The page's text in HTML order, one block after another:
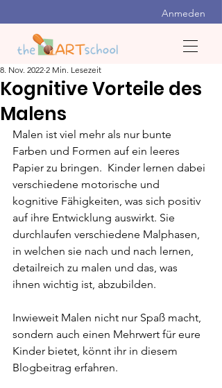
Anmeden
Kognitive Vorteile des
Malens
8. Nov. 2022 2 Min. Lesezeit
Malen ist viel mehr als nur bunte
Farben und Formen auf ein leeres
Papier zu bringen.  Kinder lernen dabei
verschiedene motorische und
kognitive Fähigkeiten, was sich positiv
auf ihre Entwicklung auswirkt. Sie
durchlaufen verschiedene Malphasen,
in welchen sie nach und nach lernen,
detailreich zu malen und das, was
ihnen wichtig ist, abzubilden.
Inwieweit Malen nicht nur Spaß macht,
sondern auch einen Mehrwert für eure
Kinder bietet, könnt ihr in diesem
Blogbeitrag erfahren.